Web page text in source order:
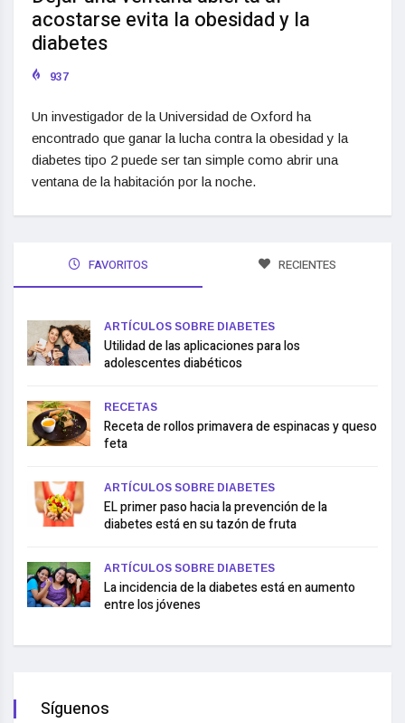
acostarse evita la obesidad y la
diabetes
937
Un investigador de la Universidad de Oxford ha
encontrado que ganar la lucha contra la obesidad y la
diabetes tipo 2 puede ser tan simple como abrir una
ventana de la habitación por la noche.
FAVORITOS RECIENTES
ARTÍCULOS SOBRE DIABETES
Utilidad de las aplicaciones para los
adolescentes diabéticos
RECETAS
Receta de rollos primavera de espinacas y queso
feta
ARTÍCULOS SOBRE DIABETES
EL primer paso hacia la prevención de la
diabetes está en su tazón de fruta
ARTÍCULOS SOBRE DIABETES
La incidencia de la diabetes está en aumento
entre los jóvenes
Síguenos